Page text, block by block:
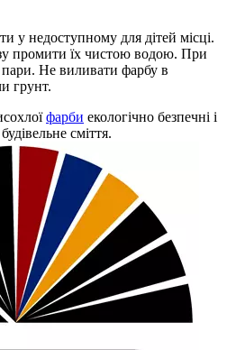
у недоступному для дітей місці.
промити їх чистою водою. При
Не виливати фарбу в
грунт.
фарби екологічно безпечні і
сміття.